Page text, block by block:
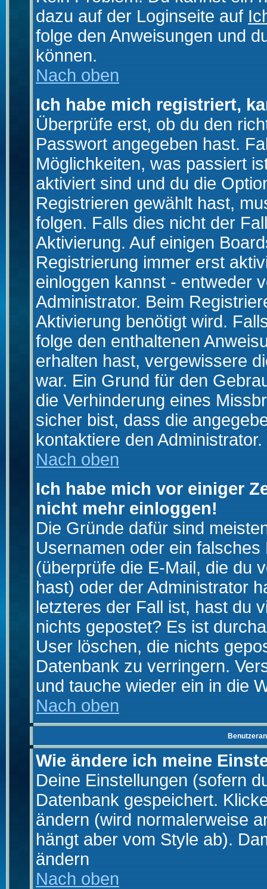
dazu auf der Loginseite auf
folge den Anweisungen und
können.
Nach oben
Ich habe mich registriert,
Überprüfe erst, ob du den
Passwort angegeben hast.
Möglichkeiten, was passiert
aktiviert sind und du die
Registrieren gewählt hast,
folgen. Falls dies nicht der
Aktivierung. Auf einigen
Registrierung immer erst
einloggen kannst - entweder
Administrator. Beim
Aktivierung benötigt wird.
folge den enthaltenen
erhalten hast, vergewissere
war. Ein Grund für den
die Verhinderung eines
sicher bist, dass die
kontaktiere den Administrator.
Nach oben
Ich habe mich vor einiger
nicht mehr einloggen!
Die Gründe dafür sind
Usernamen oder ein
(überprüfe die E-Mail, die du
hast) oder der Administrator
letzteres der Fall ist, hast du
nichts gepostet? Es ist
User löschen, die nichts
Datenbank zu verringern.
und tauche wieder ein in die
Nach oben
Wie ändere ich meine
Deine Einstellungen (sofern
Datenbank gespeichert.
ändern (wird normalerweise
hängt aber vom Style ab).
ändern
Nach oben